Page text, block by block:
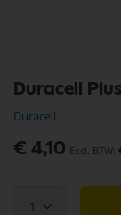
Duracell
Duracell
€ 4,10
1
naar
het
begin
van
de